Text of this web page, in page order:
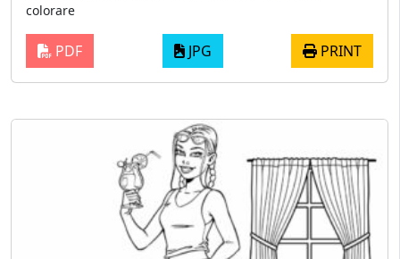
colorare
PDF JPG PRINT